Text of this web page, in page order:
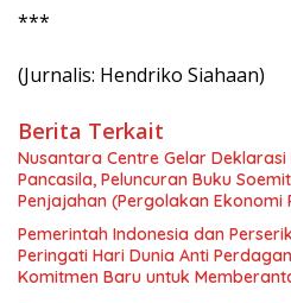
***
(Jurnalis: Hendriko Siahaan)
Berita Terkait
Nusantara Centre Gelar
Pancasila, Peluncuran Buku
Penjajahan (Pergolakan Ekonomi
Simposium Nasional “Urgensi
Nasional dan Kesejahteraan
Menuju Indonesia Emas 2045”,
Pemerintah Indonesia dan
Peringati Hari Dunia Anti
Komitmen Baru untuk